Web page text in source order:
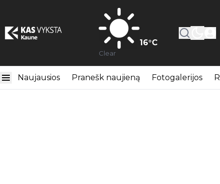
16°C
Clear
Naujausios Pranešk naujieną Fotogalerijos